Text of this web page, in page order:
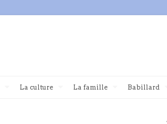
La culture La famille Babillard